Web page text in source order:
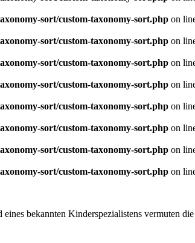
sort/custom-taxonomy-sort.php on
sort/custom-taxonomy-sort.php on
sort/custom-taxonomy-sort.php on
sort/custom-taxonomy-sort.php on
sort/custom-taxonomy-sort.php on
sort/custom-taxonomy-sort.php on
sort/custom-taxonomy-sort.php on
sort/custom-taxonomy-sort.php on
bekannten Kinderspezialistens vermuten